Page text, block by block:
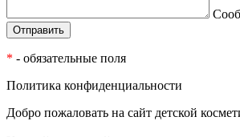
* - обязательные поля
Политика конфиденциальности
Добро пожаловать на сайт детской